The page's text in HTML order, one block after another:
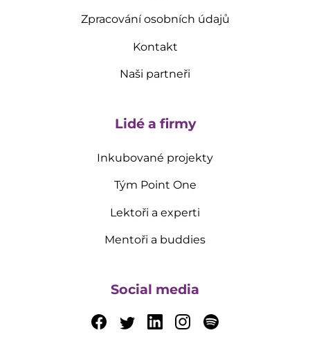
Zpracování osobních údajů
Kontakt
Naši partneři
Lidé a firmy
Inkubované projekty
Tým Point One
Lektoři a experti
Mentoři a buddies
Social media